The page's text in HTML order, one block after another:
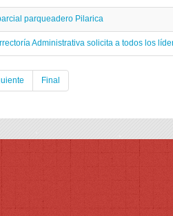
parqueadero Pilarica
Administrativa solicita a todos los
Final